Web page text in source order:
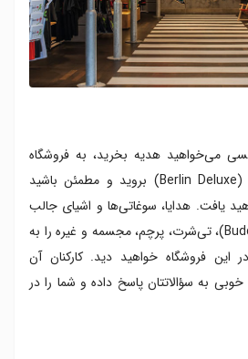
می‌خواهید هدیه بخرید، به فروشگاه
کلاسیک «برلین دلوکس» (Berlin Deluxe) بروید و مطمئن باشید
یافت. هدایا، سوغاتی‌ها و اشیای جالب
مانند «بادی بر» (Buddy Bear)، تی‌شرت، پرچم، مجسمه و غیره را به
این فروشگاه خواهید دید. کارکنان آن
به سؤالاتتان پاسخ داده و شما را در